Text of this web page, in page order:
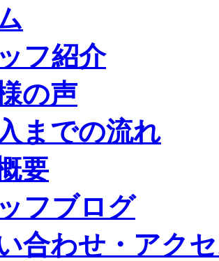
フ紹介
の声
までの流れ
要
フブログ
合わせ・アク